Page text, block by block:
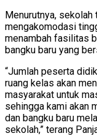
Menurutnya, sekolah
mengakomodasi
menambah fasilitas
bangku baru yang
“Jumlah peserta
ruang kelas akan
masyarakat untuk
sehingga kami akan
dan bangku baru
sekolah,” terang